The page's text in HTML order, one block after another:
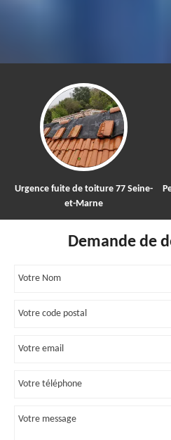
Urgence fuite de toiture 77 Seine-
et-Marne
Demande de